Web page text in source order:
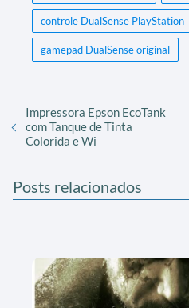
controle DualSense PlayStation
gamepad DualSense original
Impressora Epson EcoTank
com Tanque de Tinta
Colorida e Wi
Posts relacionados